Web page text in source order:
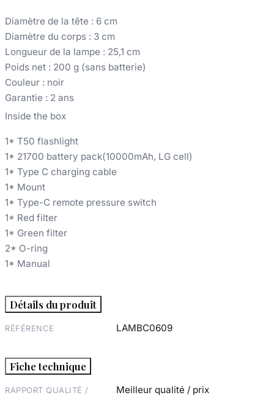
Diamètre de la tête : 6 cm
Diamètre du corps : 3 cm
Longueur de la lampe : 25,1 cm
Poids net : 200 g (sans batterie)
Couleur : noir
Garantie : 2 ans
Inside the box
1* T50 flashlight
1* 21700 battery pack(10000mAh, LG cell)
1* Type C charging cable
1* Mount
1* Type-C remote pressure switch
1* Red filter
1* Green filter
2* O-ring
1* Manual
Détails du produit
RÉFÉRENCE LAMBC0609
Fiche technique
RAPPORT QUALITÉ /
Meilleur qualité / prix